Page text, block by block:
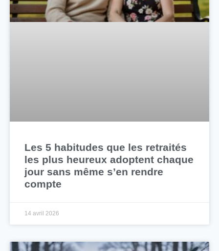
Les 5 habitudes que les retraités
les plus heureux adoptent chaque
jour sans même s’en rendre
compte
14 avril 2026